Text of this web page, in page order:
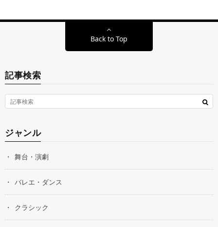
Back to Top
記事検索
ジャンル
舞台・演劇
バレエ・ダンス
クラシック